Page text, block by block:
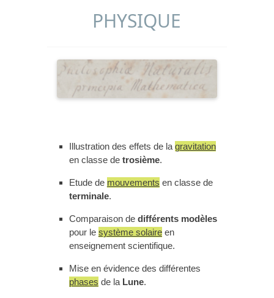
PHYSIQUE
Illustration des effets de la gravitation
en classe de trosième.
Etude de mouvements en classe de
terminale.
Comparaison de différents modèles
pour le système solaireen
enseignement scientifique.
Mise en évidence des différentes
phases de la Lune.